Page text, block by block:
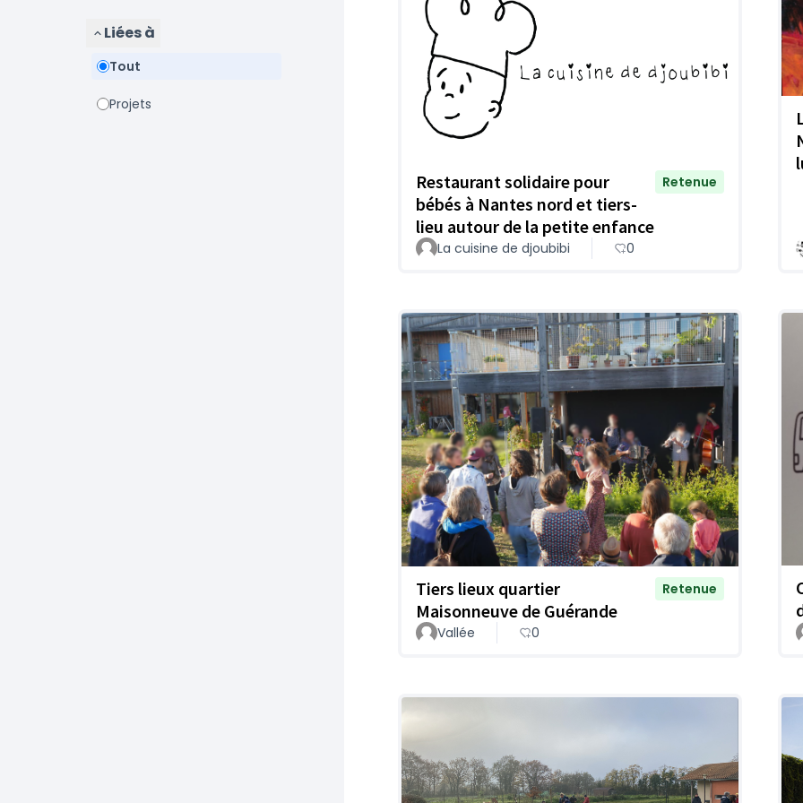
Liées à
Tout
Projets
Restaurant solidaire pour
bébés à Nantes nord et tiers-
lieu autour de la petite enfance
Retenue
La cuisine de djoubibi 0
Tiers lieux quartier
Maisonneuve de Guérande
Retenue
Vallée 0